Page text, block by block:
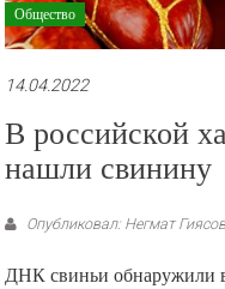
Общество
14.04.2022
В российской
нашли свинину
Опубликовал: Негмат
ДНК свиньи обнаружили